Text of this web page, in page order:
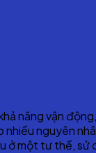
thường xuất
năng vận
nguyên
ở một tư thế, sử